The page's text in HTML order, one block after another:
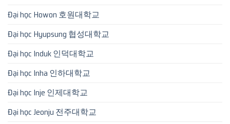
Đại học Howon 호원대학교
Đại học Hyupsung 협성대학교
Đại học Induk 인덕대학교
Đại học Inha 인하대학교
Đại học Inje 인제대학교
Đại học Jeonju 전주대학교